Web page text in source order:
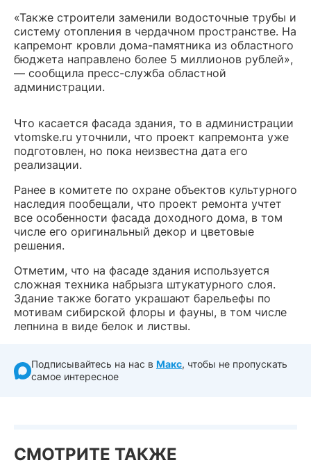
«Также строители заменили водосточные трубы и
систему отопления в чердачном пространстве. На
капремонт кровли дома-памятника из областного
бюджета направлено более 5 миллионов рублей»,
— сообщила пресс-служба областной
администрации.
Что касается фасада здания, то в администрации
vtomske.ru уточнили, что проект капремонта уже
подготовлен, но пока неизвестна дата его
реализации.
Ранее в комитете по охране объектов культурного
наследия пообещали, что проект ремонта учтет
все особенности фасада доходного дома, в том
числе его оригинальный декор и цветовые
решения.
Отметим, что на фасаде здания используется
сложная техника набрызга штукатурного слоя.
Здание также богато украшают барельефы по
мотивам сибирской флоры и фауны, в том числе
лепнина в виде белок и листвы.
Подписывайтесь на нас в Макс, чтобы не пропускать
самое интересное
СМОТРИТЕ ТАКЖЕ